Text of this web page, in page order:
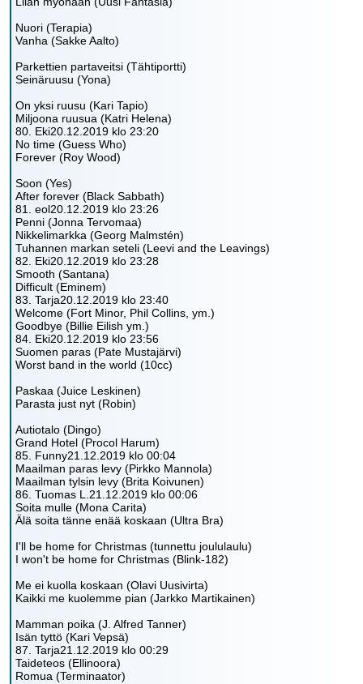
Nuori (Terapia)
Vanha (Sakke Aalto)
Parkettien partaveitsi (Tähtiportti)
Seinäruusu (Yona)
On yksi ruusu (Kari Tapio)
Miljoona ruusua (Katri Helena)
80. Eki20.12.2019 klo 23:20
No time (Guess Who)
Forever (Roy Wood)
Soon (Yes)
After forever (Black Sabbath)
81. eol20.12.2019 klo 23:26
Penni (Jonna Tervomaa)
Nikkelimarkka (Georg Malmstén)
Tuhannen markan seteli (Leevi and the Leavings)
82. Eki20.12.2019 klo 23:28
Smooth (Santana)
Difficult (Eminem)
83. Tarja20.12.2019 klo 23:40
Welcome (Fort Minor, Phil Collins, ym.)
Goodbye (Billie Eilish ym.)
84. Eki20.12.2019 klo 23:56
Suomen paras (Pate Mustajärvi)
Worst band in the world (10cc)
Paskaa (Juice Leskinen)
Parasta just nyt (Robin)
Autiotalo (Dingo)
Grand Hotel (Procol Harum)
85. Funny21.12.2019 klo 00:04
Maailman paras levy (Pirkko Mannola)
Maailman tylsin levy (Brita Koivunen)
86. Tuomas L.21.12.2019 klo 00:06
Soita mulle (Mona Carita)
Älä soita tänne enää koskaan (Ultra Bra)
I'll be home for Christmas (tunnettu joululaulu)
I won't be home for Christmas (Blink-182)
Me ei kuolla koskaan (Olavi Uusivirta)
Kaikki me kuolemme pian (Jarkko Martikainen)
Mamman poika (J. Alfred Tanner)
Isän tyttö (Kari Vepsä)
87. Tarja21.12.2019 klo 00:29
Taideteos (Ellinoora)
Romua (Terminaator)